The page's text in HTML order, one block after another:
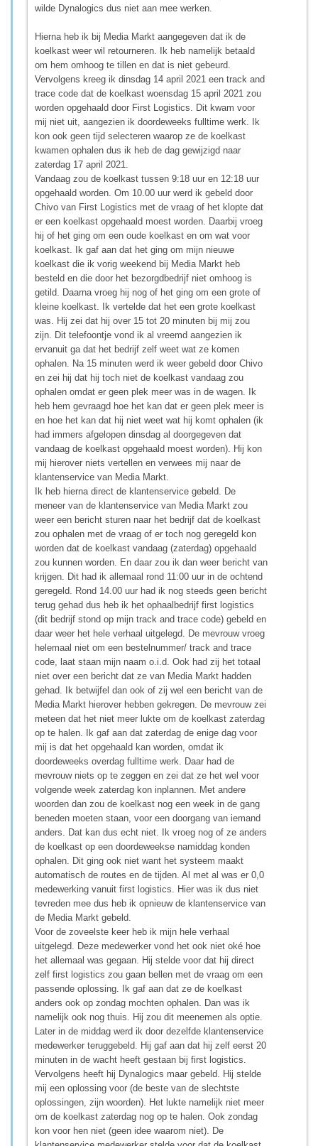
wilde Dynalogics dus niet aan mee werken.
Hierna heb ik bij Media Markt aangegeven dat ik de
koelkast weer wil retourneren. Ik heb namelijk betaald
om hem omhoog te tillen en dat is niet gebeurd.
Vervolgens kreeg ik dinsdag 14 april 2021 een track and
trace code dat de koelkast woensdag 15 april 2021 zou
worden opgehaald door First Logistics. Dit kwam voor
mij niet uit, aangezien ik doordeweeks fulltime werk. Ik
kon ook geen tijd selecteren waarop ze de koelkast
kwamen ophalen dus ik heb de dag gewijzigd naar
zaterdag 17 april 2021.
Vandaag zou de koelkast tussen 9:18 uur en 12:18 uur
opgehaald worden. Om 10.00 uur werd ik gebeld door
Chivo van First Logistics met de vraag of het klopte dat
er een koelkast opgehaald moest worden. Daarbij vroeg
hij of het ging om een oude koelkast en om wat voor
koelkast. Ik gaf aan dat het ging om mijn nieuwe
koelkast die ik vorig weekend bij Media Markt heb
besteld en die door het bezorgdbedrijf niet omhoog is
getild. Daarna vroeg hij nog of het ging om een grote of
kleine koelkast. Ik vertelde dat het een grote koelkast
was. Hij zei dat hij over 15 tot 20 minuten bij mij zou
zijn. Dit telefoontje vond ik al vreemd aangezien ik
ervanuit ga dat het bedrijf zelf weet wat ze komen
ophalen. Na 15 minuten werd ik weer gebeld door Chivo
en zei hij dat hij toch niet de koelkast vandaag zou
ophalen omdat er geen plek meer was in de wagen. Ik
heb hem gevraagd hoe het kan dat er geen plek meer is
en hoe het kan dat hij niet weet wat hij komt ophalen (ik
had immers afgelopen dinsdag al doorgegeven dat
vandaag de koelkast opgehaald moest worden). Hij kon
mij hierover niets vertellen en verwees mij naar de
klantenservice van Media Markt.
Ik heb hierna direct de klantenservice gebeld. De
meneer van de klantenservice van Media Markt zou
weer een bericht sturen naar het bedrijf dat de koelkast
zou ophalen met de vraag of er toch nog geregeld kon
worden dat de koelkast vandaag (zaterdag) opgehaald
zou kunnen worden. En daar zou ik dan weer bericht van
krijgen. Dit had ik allemaal rond 11:00 uur in de ochtend
geregeld. Rond 14.00 uur had ik nog steeds geen bericht
terug gehad dus heb ik het ophaalbedrijf first logistics
(dit bedrijf stond op mijn track and trace code) gebeld en
daar weer het hele verhaal uitgelegd. De mevrouw vroeg
helemaal niet om een bestelnummer/ track and trace
code, laat staan mijn naam o.i.d. Ook had zij het totaal
niet over een bericht dat ze van Media Markt hadden
gehad. Ik betwijfel dan ook of zij wel een bericht van de
Media Markt hierover hebben gekregen. De mevrouw zei
meteen dat het niet meer lukte om de koelkast zaterdag
op te halen. Ik gaf aan dat zaterdag de enige dag voor
mij is dat het opgehaald kan worden, omdat ik
doordeweeks overdag fulltime werk. Daar had de
mevrouw niets op te zeggen en zei dat ze het wel voor
volgende week zaterdag kon inplannen. Met andere
woorden dan zou de koelkast nog een week in de gang
beneden moeten staan, voor een doorgang van iemand
anders. Dat kan dus echt niet. Ik vroeg nog of ze anders
de koelkast op een doordeweekse namiddag konden
ophalen. Dit ging ook niet want het systeem maakt
automatisch de routes en de tijden. Al met al was er 0,0
medewerking vanuit first logistics. Hier was ik dus niet
tevreden mee dus heb ik opnieuw de klantenservice van
de Media Markt gebeld.
Voor de zoveelste keer heb ik mijn hele verhaal
uitgelegd. Deze medewerker vond het ook niet oké hoe
het allemaal was gegaan. Hij stelde voor dat hij direct
zelf first logistics zou gaan bellen met de vraag om een
passende oplossing. Ik gaf aan dat ze de koelkast
anders ook op zondag mochten ophalen. Dan was ik
namelijk ook nog thuis. Hij zou dit meenemen als optie.
Later in de middag werd ik door dezelfde klantenservice
medewerker teruggebeld. Hij gaf aan dat hij zelf eerst 20
minuten in de wacht heeft gestaan bij first logistics.
Vervolgens heeft hij Dynalogics maar gebeld. Hij stelde
mij een oplossing voor (de beste van de slechtste
oplossingen, zijn woorden). Het lukte namelijk niet meer
om de koelkast zaterdag nog op te halen. Ook zondag
kon voor hen niet (geen idee waarom niet). De